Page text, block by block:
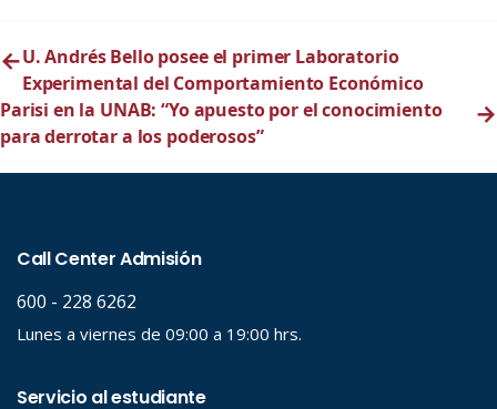
←U. Andrés Bello posee el primer Laboratorio
Experimental del Comportamiento Económico
Parisi en la UNAB: “Yo apuesto por el conocimiento
para derrotar a los poderosos”
→